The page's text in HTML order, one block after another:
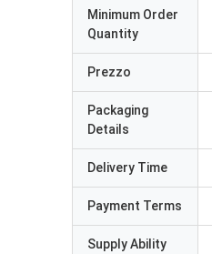
Minimum Order
Quantity
Prezzo
Packaging
Details
Delivery Time
Payment Terms
Supply Ability